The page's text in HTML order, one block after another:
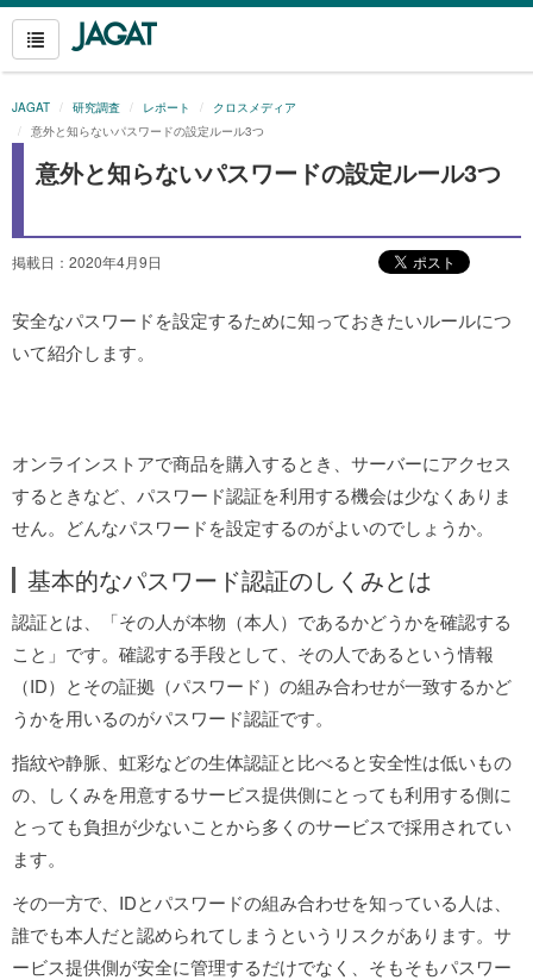
JAGAT 研究調査 レポート
クロスメディア
意外と知らないパスワードの設定ルール3つ
意外と知らないパスワードの設定ルール3つ
掲載日：2020年4月9日
安全なパスワードを設定するために知っておきたいルールにつ
いて紹介します。
オンラインストアで商品を購入するとき、サーバーにアクセス
するときなど、パスワード認証を利用する機会は少なくありま
せん。どんなパスワードを設定するのがよいのでしょうか。
基本的なパスワード認証のしくみとは
認証とは、「その人が本物（本人）であるかどうかを確認する
こと」です。確認する手段として、その人であるという情報
（ID）とその証拠（パスワード）の組み合わせが一致するかど
うかを用いるのがパスワード認証です。
指紋や静脈、虹彩などの生体認証と比べると安全性は低いもの
の、しくみを用意するサービス提供側にとっても利用する側に
とっても負担が少ないことから多くのサービスで採用されてい
ます。
その一方で、IDとパスワードの組み合わせを知っている人は、
誰でも本人だと認められてしまうというリスクがあります。サ
ービス提供側が安全に管理するだけでなく、そもそもパスワー